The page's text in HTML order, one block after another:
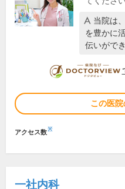
当院は
を豊かに
伝いがで
この医
アクセス数※
一社内科